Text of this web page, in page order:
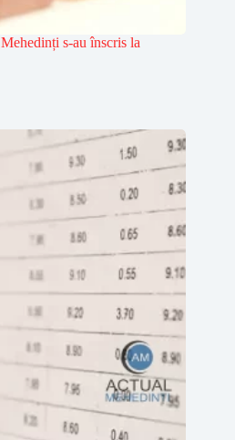
s-au înscris la